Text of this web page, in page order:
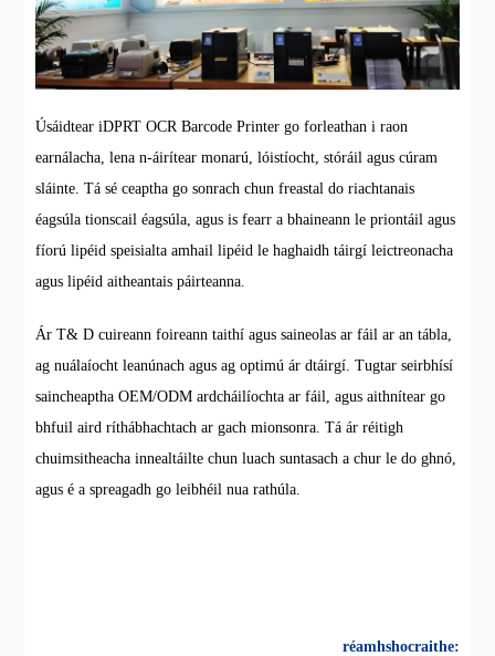
Úsáidtear iDPRT OCR Barcode Printer go forleathan i raon
earnálacha, lena n-áirítear monarú, lóistíocht, stóráil agus cúram
sláinte. Tá sé ceaptha go sonrach chun freastal do riachtanais
éagsúla tionscail éagsúla, agus is fearr a bhaineann le priontáil agus
fíorú lipéid speisialta amhail lipéid le haghaidh táirgí leictreonacha
agus lipéid aitheantais páirteanna.
Ár T& D cuireann foireann taithí agus saineolas ar fáil ar an tábla,
ag nuálaíocht leanúnach agus ag optimú ár dtáirgí. Tugtar seirbhísí
saincheaptha OEM/ODM ardcháilíochta ar fáil, agus aithnítear go
bhfuil aird ríthábhachtach ar gach mionsonra. Tá ár réitigh
chuimsitheacha innealtáilte chun luach suntasach a chur le do ghnó,
agus é a spreagadh go leibhéil nua rathúla.
réamhshocraithe: